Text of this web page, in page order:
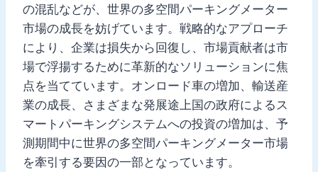
の混乱などが、世界の多空間パーキングメーター
市場の成長を妨げています。戦略的なアプローチ
により、企業は損失から回復し、市場貢献者は市
場で浮揚するために革新的なソリューションに焦
点を当てています。オンロード車の増加、輸送産
業の成長、さまざまな発展途上国の政府によるス
マートパーキングシステムへの投資の増加は、予
測期間中に世界の多空間パーキングメーター市場
を牽引する要因の一部となっています。